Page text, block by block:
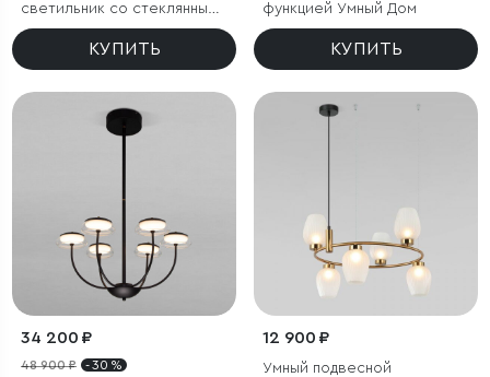
светильник со стеклянными
плафонами
КУПИТЬ
функцией Умный Дом
КУПИТЬ
34 200 ₽
48 900 ₽ - 30 %
12 900 ₽
Умный подвесной